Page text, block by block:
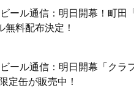
ール通信：明日開幕！町田
料配布決定！
ール通信：明日開幕「クラ
定缶が販売中！